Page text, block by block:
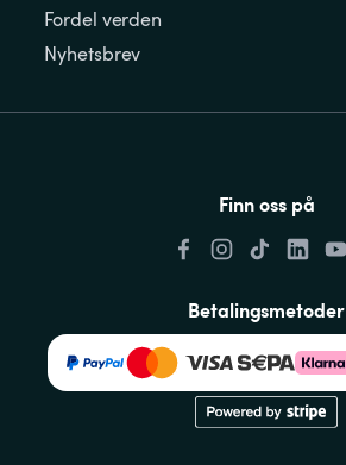
Fordel verden
Nyhetsbrev
Finn oss på
Betalingsmetoder